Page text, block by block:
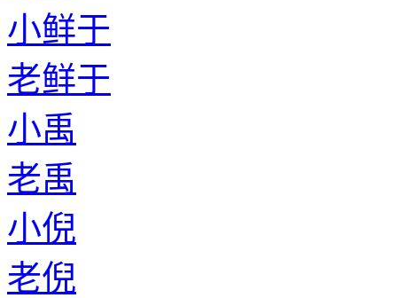
小鲜于
老鲜于
小禹
老禹
小倪
老倪